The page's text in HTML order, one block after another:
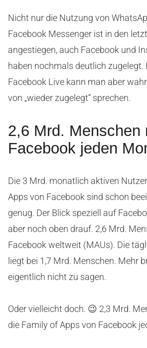
Nicht nur die Nutzung von
Facebook Messenger ist in den
angestiegen, auch Facebook und
haben nochmals deutlich zugelegt.
Facebook Live kann man aber
von „wieder zugelegt“ sprechen.
2,6 Mrd. Menschen
Facebook jeden
Die 3 Mrd. monatlich aktiven
Apps von Facebook sind schon
genug. Der Blick speziell auf
aber noch oben drauf. 2,6 Mrd.
Facebook weltweit (MAUs). Die
liegt bei 1,7 Mrd. Menschen. Mehr
eigentlich nicht zu sagen.
Oder vielleicht doch. 😉 2,3 Mrd.
die Family of Apps von Facebook